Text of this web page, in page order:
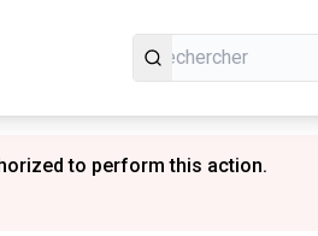
to perform this action.